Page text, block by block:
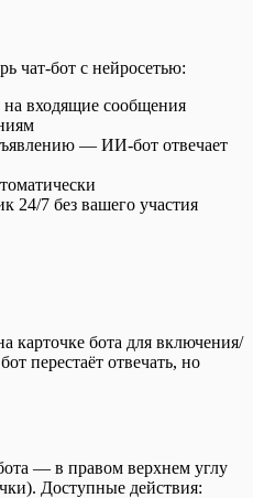
чат-бот с нейросетью:
на входящие сообщения
— ИИ-бот отвечает
24/7 без вашего участия
карточке бота для включения/
перестаёт отвечать, но
— в правом верхнем углу
Доступные действия: